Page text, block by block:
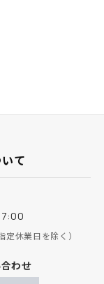
て
定休業日を除く）
わせ